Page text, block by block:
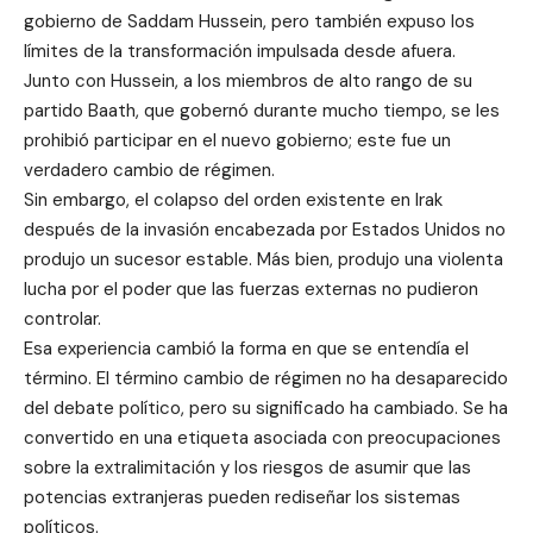
gobierno de Saddam Hussein, pero también expuso los
límites de la transformación impulsada desde afuera.
Junto con Hussein, a los miembros de alto rango de su
partido Baath, que gobernó durante mucho tiempo, se les
prohibió participar en el nuevo gobierno; este fue un
verdadero cambio de régimen.
Sin embargo, el colapso del orden existente en Irak
después de la invasión encabezada por Estados Unidos no
produjo un sucesor estable. Más bien, produjo una violenta
lucha por el poder que las fuerzas externas no pudieron
controlar.
Esa experiencia cambió la forma en que se entendía el
término. El término cambio de régimen no ha desaparecido
del debate político, pero su significado ha cambiado. Se ha
convertido en una etiqueta asociada con preocupaciones
sobre la extralimitación y los riesgos de asumir que las
potencias extranjeras pueden rediseñar los sistemas
políticos.